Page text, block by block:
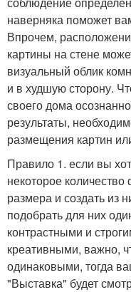
наверняка поможет
Впрочем,
картины на стене
визуальный облик
и в худшую сторону.
своего дома
результаты,
размещения картин
Правило 1. если вы
некоторое
размера и создать из
подобрать для них
контрастными и
креативными, важно,
одинаковыми, тогда
"Выставка" будет